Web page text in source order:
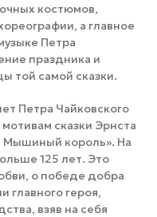
костюмов,
а главное
Петра
праздника и
той самой сказки.
Петра Чайковского
сказки Эрнста
Мышиный король». На
125 лет. Это
о победе добра
главного героя,
взяв на себя